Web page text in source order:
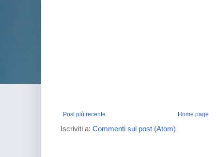
Post più recente Home page
Iscriviti a: Commenti sul post (Atom)